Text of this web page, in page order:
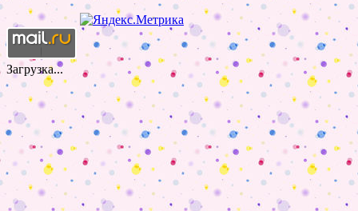
Загрузка...